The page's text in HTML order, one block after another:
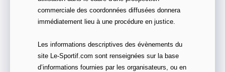
commerciale des coordonnées diffusées donnera
immédiatement lieu à une procédure en justice.
Les informations descriptives des évènements du
site Le-Sportif.com sont renseignées sur la base
d’informations fournies par les organisateurs, ou en